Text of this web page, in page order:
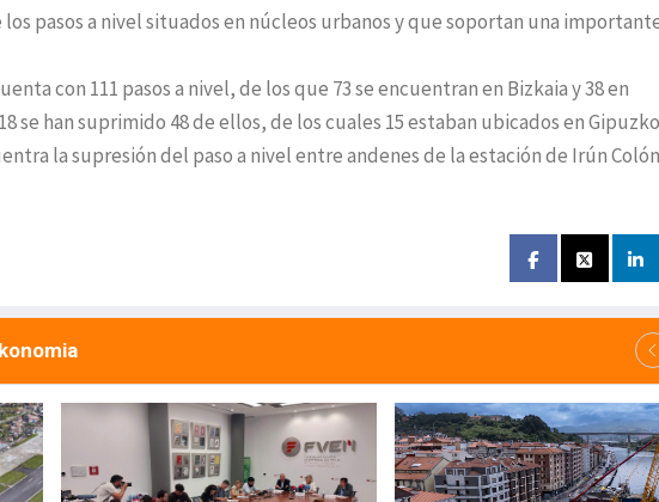
pasos a nivel situados en núcleos urbanos y que soportan una
con 111 pasos a nivel, de los que 73 se encuentran en Bizkaia y 38 en
se han suprimido 48 de ellos, de los cuales 15 estaban ubicados en
la supresión del paso a nivel entre andenes de la estación de Irún